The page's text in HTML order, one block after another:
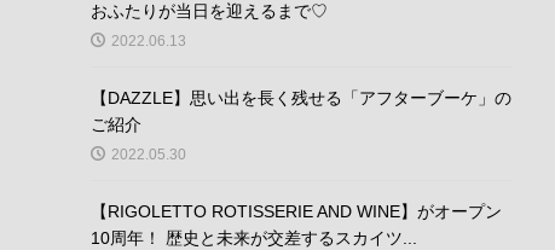
おふたりが当日を迎えるまで♡
2022.06.13
【DAZZLE】思い出を長く残せる「アフターブーケ」の
ご紹介
2022.05.30
【RIGOLETTO ROTISSERIE AND WINE】がオープン
10周年！ 歴史と未来が交差するスカイツ...